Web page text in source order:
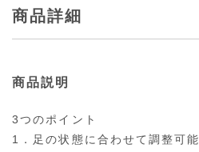
商品詳細
商品説明
3つのポイント
1．足の状態に合わせて調整可能